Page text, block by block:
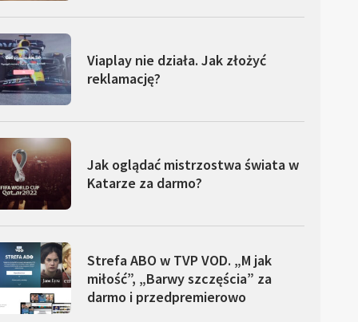
Viaplay nie działa. Jak złożyć
reklamację?
Jak oglądać mistrzostwa świata w
Katarze za darmo?
Strefa ABO w TVP VOD. „M jak
miłość”, „Barwy szczęścia” za
darmo i przedpremierowo